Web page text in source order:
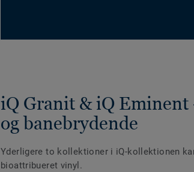
iQ Granit & iQ Eminent
og banebrydende
Yderligere to kollektioner i iQ-kollektionen
bioattribueret vinyl.